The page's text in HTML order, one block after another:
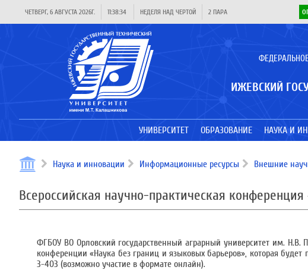
ЧЕТВЕРГ, 6 АВГУСТА 2026Г. 11:38:34 НЕДЕЛЯ НАД ЧЕРТОЙ 2 ПАРА
ИЖЕВСКИЙ
УНИВЕРСИТЕТ ОБРАЗОВАНИЕ НАУКА И
Наука и инновации Информационные ресурсы Внешние
Всероссийская научно-практическая
ФГБОУ ВО Орловский государственный аграрный университет им. Н.В.
конференции «Наука без границ и языковых барьеров», которая будет
3-403 (возможно участие в формате онлайн).